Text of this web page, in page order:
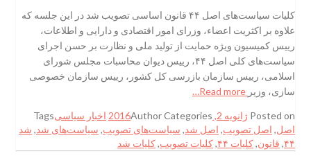
کلیات سیاست‌های اصل ۴۴ قانون اساسی تصویب شد در این جلسه که
علاوه بر اکثریت اعضاء، وزرای امور اقتصادی و دارایی و اطلاعات،
رییس کمیسیون ویژه حمایت از تولید ملی و نظارت بر حسن اجرای
سیاست‌های کلی اصل ۴۴، رییس دیوان محاسبات مجلس شورای
اسلامی، رییس سازمان بازرسی کل کشور، رییس سازمان خصوصی
سازی، وزیر
Posted on ژانویه 2, 2016 AuthorCategories اخبار سیاسیTags
اصل, اصل تصویب, اصل شد, سیاست‌های تصویب, سیاست‌های شد, شد
۴۴, قانون,کلیات ۴۴ ,کلیات تصویب,کلیات شد